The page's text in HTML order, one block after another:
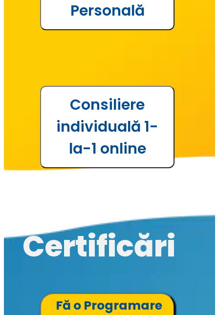
Personală
Consiliere
individuală 1-
la-1 online
Certificări
Fă o Programare